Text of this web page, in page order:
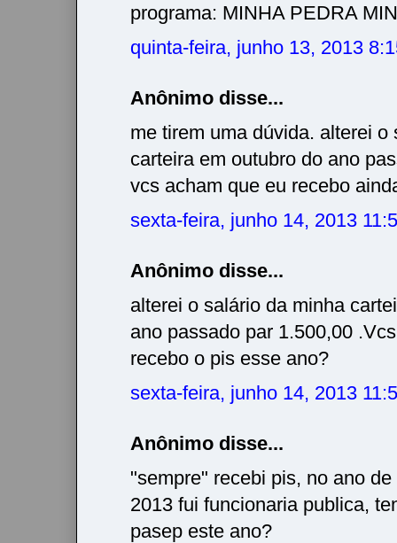
programa: MINHA PEDRA
quinta-feira, junho 13, 2013
Anônimo disse...
me tirem uma dúvida. alterei o
carteira em outubro do ano
vcs acham que eu recebo
sexta-feira, junho 14, 2013
Anônimo disse...
alterei o salário da minha
ano passado par 1.500,00
recebo o pis esse ano?
sexta-feira, junho 14, 2013
Anônimo disse...
"sempre" recebi pis, no ano
2013 fui funcionaria publica,
pasep este ano?